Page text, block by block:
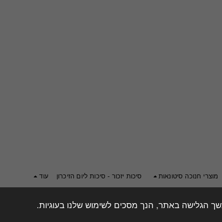
מוצרי חנוכה סיטונאות סיכות יזכור - סיכות ליום הזיכרון עוד